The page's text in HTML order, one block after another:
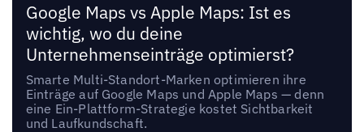
Google Maps vs Apple Maps: Ist es
wichtig, wo du deine
Unternehmenseinträge optimierst?
Smarte Multi-Standort-Marken optimieren ihre
Einträge auf Google Maps und Apple Maps — denn
eine Ein-Plattform-Strategie kostet Sichtbarkeit
und Laufkundschaft.